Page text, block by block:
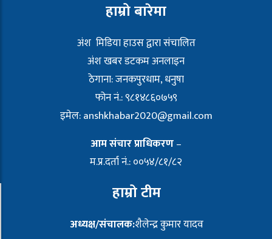
हाम्रो बारेमा
अंश मिडिया हाउस द्वारा संचालित
अंश खबर डटकम अनलाइन
ठेगाना: जनकपुरधाम, धनुषा
फोन नं.: ९८१४८६०७५९
इमेल:anshkhabar2020@gmail.com
आम संचार प्राधिकरण–
म.प्र.दर्ता नं.: ००५४/८१/८२
हाम्रो टीम
अध्यक्ष/संचालक:शैलेन्द्र कुमार यादव